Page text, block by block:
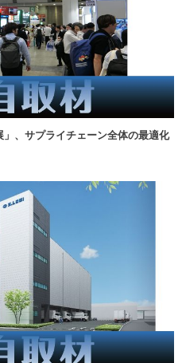
」、サプライチェーン全体の最適化